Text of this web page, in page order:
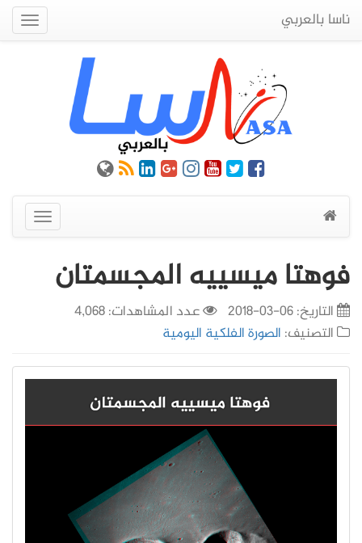
ناسا بالعربي
عرض
القائمة
فوهتا ميسييه المجسمتان
التاريخ:06-03-2018
عدد المشاهدات: 4,068
التصنيف: الصورة الفلكية اليومية